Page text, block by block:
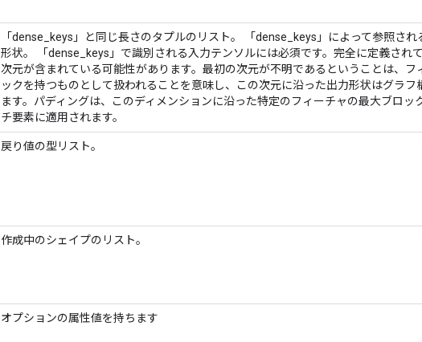
「dense_keys」と同じ長さのタプルのリスト。 「dense_keys」によって参照さ
形状。 「dense_keys」で識別される入力テンソルには必須です。完全に定義され
次元が含まれている可能性があります。最初の次元が不明であるということは、フ
ックを持つものとして扱われることを意味し、この次元に沿った出力形状はグラフ
ます。パディングは、このディメンションに沿った特定のフィーチャの最大ブロッ
チ要素に適用されます。
戻り値の型リスト。
作成中のシェイプのリスト。
オプションの属性値を持ちます